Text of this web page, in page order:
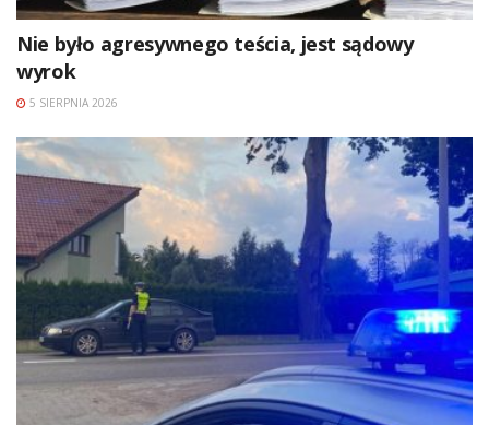
Nie było agresywnego teścia, jest sądowy
wyrok
5 SIERPNIA 2026